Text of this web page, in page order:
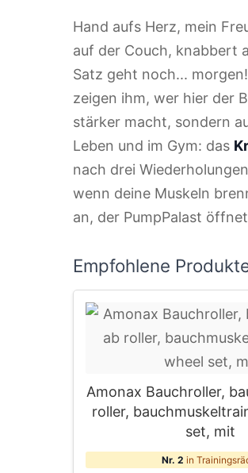
Hand aufs Herz, mein
auf der Couch, knabbert
Satz geht noch...
zeigen ihm, wer hier der
stärker macht, sondern
Leben und im Gym: das
nach drei
wenn deine Muskeln
an, der PumpPalast
Empfohlene
Amonax Bauchroller,
roller,
set, mit
Nr. 2 in